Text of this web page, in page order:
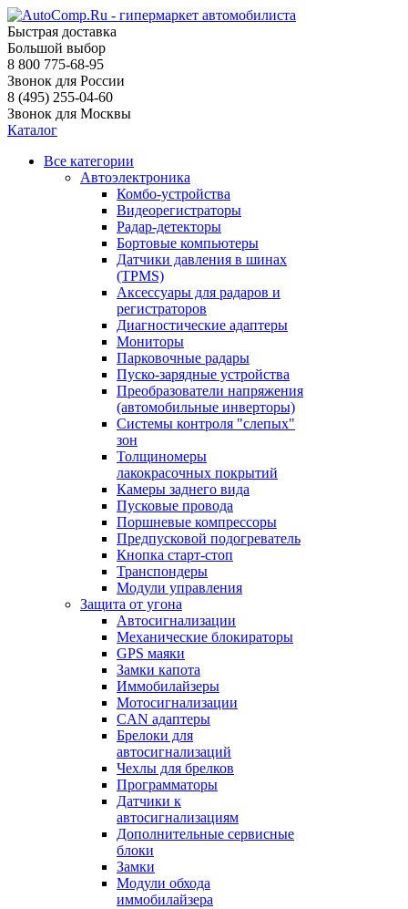
Быстрая доставка
Большой выбор
8 800 775-68-95
Звонок для России
8 (495) 255-04-60
Звонок для Москвы
Каталог
Все категории
Автоэлектроника
Комбо-устройства
Видеорегистраторы
Радар-детекторы
Бортовые компьютеры
Датчики давления в шинах
(TPMS)
Аксессуары для радаров и
регистраторов
Диагностические адаптеры
Мониторы
Парковочные радары
Пуско-зарядные устройства
Преобразователи напряжения
(автомобильные инверторы)
Системы контроля "слепых"
зон
Толщиномеры
лакокрасочных покрытий
Камеры заднего вида
Пусковые провода
Поршневые компрессоры
Предпусковой подогреватель
Кнопка старт-стоп
Транспондеры
Модули управления
Защита от угона
Автосигнализации
Механические блoкираторы
GPS маяки
Замки капота
Иммобилайзеры
Мотосигнализации
CAN адаптеры
Брелоки для
автосигнализаций
Чехлы для брелков
Программаторы
Датчики к
автосигнализациям
Дополнительные сервисные
блоки
Замки
Модули обхода
иммобилайзера